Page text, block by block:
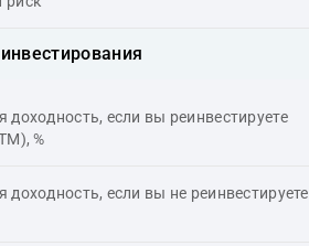
доходность, если вы реинвестируете
%
доходность, если вы не реинвестируете